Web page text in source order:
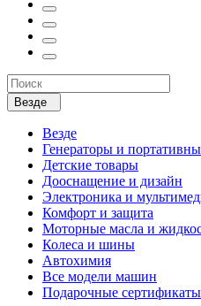
Везде
Везде
Генераторы и
Детские товары
Дооснащение и дизайн
Электроника и
Комфорт и защита
Моторные масла и
Колеса и шины
Автохимия
Все модели машин
Подарочные сертификаты